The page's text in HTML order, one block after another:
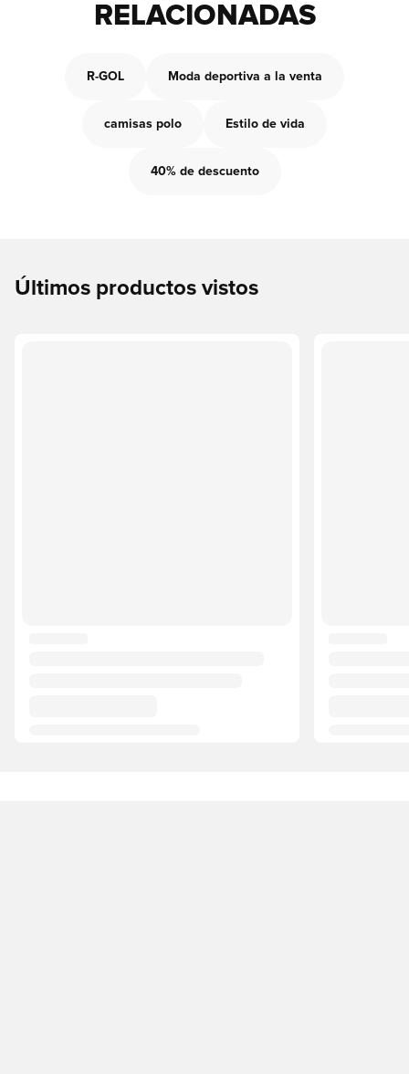
RELACIONADAS
R-GOL Moda deportiva a la venta
camisas polo Estilo de vida
40% de descuento
Últimos productos vistos